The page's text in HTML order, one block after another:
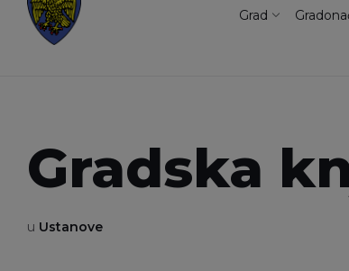
Grad
Gradska
u Ustanove